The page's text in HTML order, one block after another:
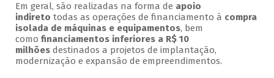
Em geral, são realizadas na forma de apoio
indireto todas as operações de financiamento à compra
isolada de máquinas e equipamentos, bem
como financiamentos inferiores a R$ 10
milhõesdestinados a projetos de implantação,
modernização e expansão de empreendimentos.